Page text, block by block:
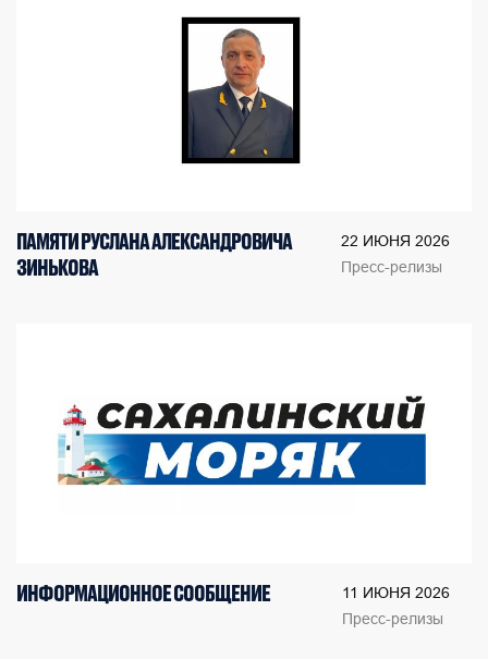
ПАМЯТИ РУСЛАНА АЛЕКСАНДРОВИЧА
ЗИНЬКОВА
22 ИЮНЯ 2026
Пресс-релизы
ИНФОРМАЦИОННОЕ СООБЩЕНИЕ
11 ИЮНЯ 2026
Пресс-релизы